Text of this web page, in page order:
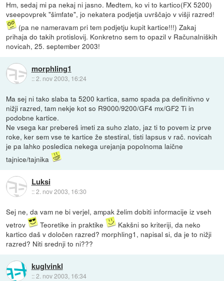
Hm, sedaj mi pa nekaj ni jasno. Medtem, ko vi to kartico(FX 5200)
vseepovprek "šimfate", jo nekatera podjetja uvrščajo v višji razred!
(pa ne nameravam pri tem podjetju kupit kartice!!!) Zakaj
prihaja do takih protislovij. Konkretno sem to opazil v Računalniških
novicah, 25. september 2003!
morphling1
::2. nov 2003, 16:24
Ma sej ni tako slaba ta 5200 kartica, samo spada pa definitivno v
nižji razred, tam nekje kot so R9000/9200/GF4 mx/GF2 Ti in
podobne kartice.
Ne vsega kar prebereš imeti za suho zlato, jaz ti to povem iz prve
roke, ker sem vse te kartice že stestiral, tisti lapsus v rač. novicah
je pa lahko posledica nekega urejanja popolnoma laične
tajnice/tajnika
Luksi
::2. nov 2003, 16:30
Sej ne, da vam ne bi verjel, ampak želim dobiti informacije iz vseh
vetrov
Teoretike in praktike
Kakšni so kriteriji, da neko
kartico daš v določen razred? morphling1, napisal si, da je to nižji
razred? Niti srednji to ni???
kuglvinkl
::2. nov 2003, 16:34